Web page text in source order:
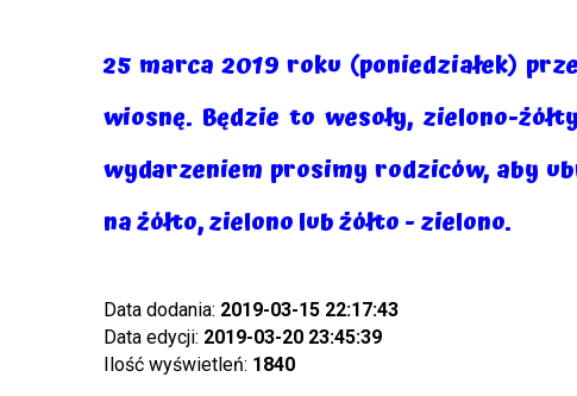
25 marca 2019 roku (poniedziałek)
wiosnę. Będzie to wesoły, zielono-
wydarzeniem prosimy rodziców, aby
na żółto, zielono lub żółto - zielono.
Data dodania: 2019-03-15 22:17:43
Data edycji: 2019-03-20 23:45:39
Ilość wyświetleń: 1840